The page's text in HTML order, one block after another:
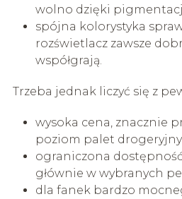
wolno dzięki
spójna kolorystyka
rozświetlacz zawsze
współgrają.
Trzeba jednak liczyć się z
wysoka cena, znacznie
poziom palet
ograniczona
głównie w wybranych
dla fanek bardzo